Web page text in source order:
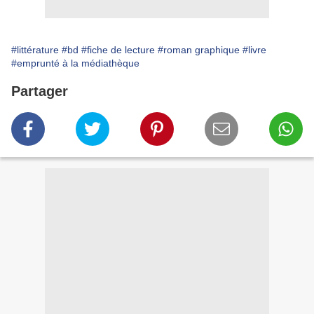
#littérature #bd #fiche de lecture #roman graphique #livre
#emprunté à la médiathèque
Partager